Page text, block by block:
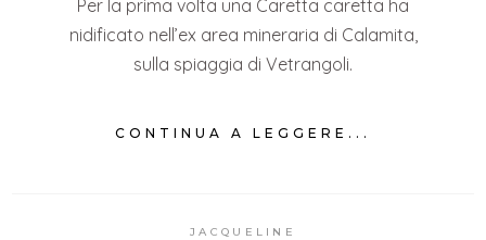
Per la prima volta una Caretta caretta ha
nidificato nell’ex area mineraria di Calamita,
sulla spiaggia di Vetrangoli.
CONTINUA A LEGGERE...
JACQUELINE